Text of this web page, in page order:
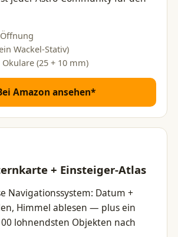
Wackel-Stativ)
(25 + 10 mm)
Amazon ansehen*
+ Einsteiger-Atlas
Navigationssystem: Datum +
Himmel ablesen — plus ein
lohnendsten Objekten nach